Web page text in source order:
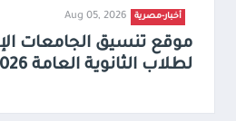
أخبار-مصرية Aug 05, 2026
موقع تنسيق الجامعات
لطلاب الثانوية العامة 2026